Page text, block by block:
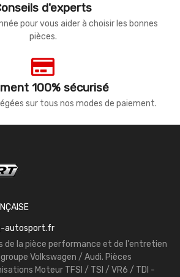
d'experts
pour vous aider à choisir les bonnes
pièces.
100% sécurisé
sur tous nos modes de paiement.
autosport.fr
de la pièce performance et de l'entretien
Volkswagen / Audi. Pièces
Moteur TFSI / TSI / VR6 / TDI -